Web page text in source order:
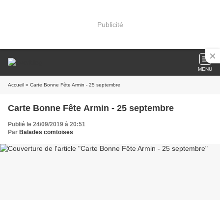
Publicité
MENU
Accueil » Carte Bonne Fête Armin - 25 septembre
Carte Bonne Fête Armin - 25 septembre
Publié le 24/09/2019 à 20:51
Par Balades comtoises